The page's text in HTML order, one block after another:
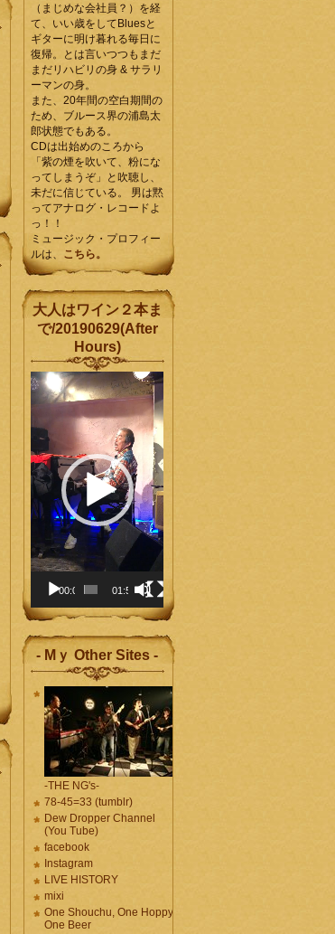
（まじめな会社員？）を経
て、いい歳をしてBluesと
ギターに明け暮れる毎日に
復帰。とは言いつつもまだ
まだリハビリの身 & サラリ
ーマンの身。
また、20年間の空白期間の
ため、ブルース界の浦島太
郎状態でもある。
CDは出始めのころから
「紫の煙を吹いて、粉にな
ってしまうぞ」と吹聴し、
未だに信じている。 男は黙
ってアナログ・レコードよ
っ！！
ミュージック・プロフィー
ルは、 こちら。
大人はワイン２本ま
で/20190629(After
Hours)
動
画
レ
ー
ヤ
ー
00:00 01:58
- Mｙ Other Sites -
-THE NG's-
78-45=33 (tumblr)
Dew Dropper Channel
(You Tube)
facebook
Instagram
LIVE HISTORY
mixi
One Shouchu, One Hoppy.
One Beer